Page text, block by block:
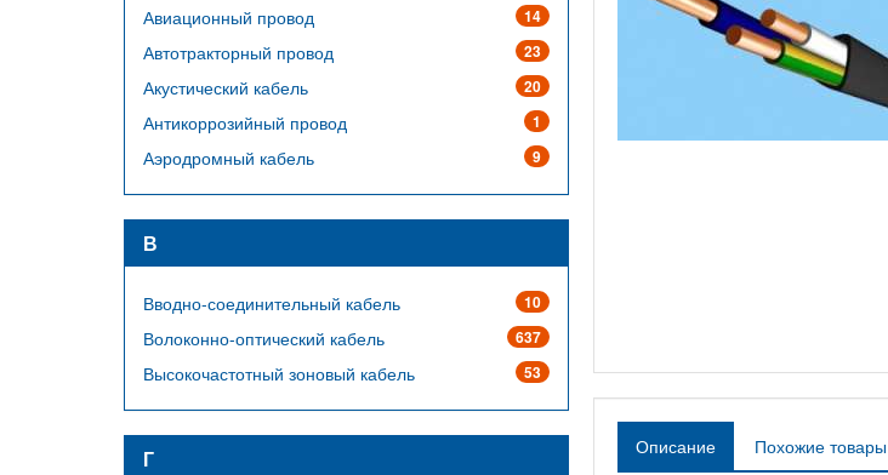
14
Авиационный провод
23
Автотракторный провод
20
Акустический кабель
1
Антикоррозийный провод
9
Аэродромный кабель
В
10
Вводно-соединительный кабель
637
Волоконно-оптический кабель
53
Высокочастотный зоновый кабель
Г Описание Похожие товары